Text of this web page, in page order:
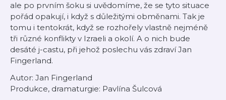
ale po prvním šoku si uvědomíme, že se tyto situace
pořád opakují, i když s důležitými obměnami. Tak je
tomu i tentokrát, když se rozhořely vlastně nejméně
tři různé konflikty v Izraeli a okolí. A o nich bude
desáté j-castu, při jehož poslechu vás zdraví Jan
Fingerland.
Autor: Jan Fingerland
Produkce, dramaturgie: Pavlína Šulcová